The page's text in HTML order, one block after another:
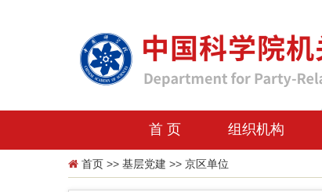
首 页 组织机构
首页 >> 基层党建 >> 京区单位